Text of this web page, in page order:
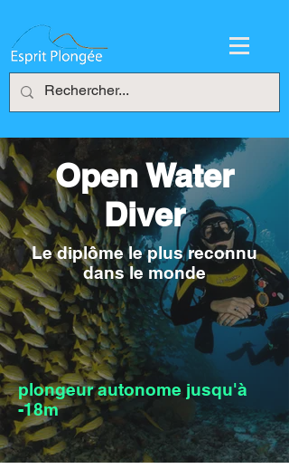
Open Water
Diver
Le diplôme le plus reconnu
dans le monde
plongeur autonome jusqu'à
-18m